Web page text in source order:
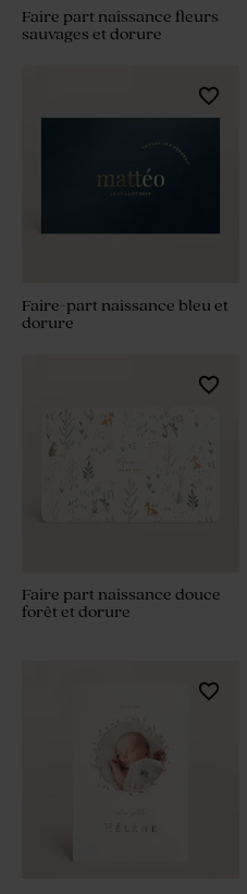
Faire part naissance fleurs
sauvages et dorure
Faire-part naissance bleu et
dorure
Faire part naissance douce
forêt et dorure